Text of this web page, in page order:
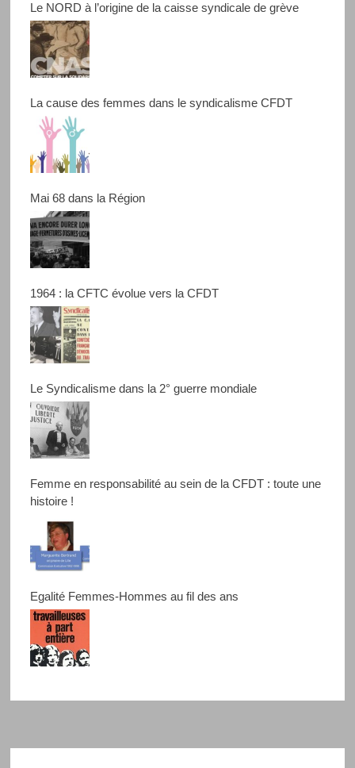
Le NORD à l’origine de la caisse syndicale de grève
La cause des femmes dans le syndicalisme CFDT
Mai 68 dans la Région
1964 : la CFTC évolue vers la CFDT
Le Syndicalisme dans la 2° guerre mondiale
Femme en responsabilité au sein de la CFDT : toute une
histoire !
Egalité Femmes-Hommes au fil des ans